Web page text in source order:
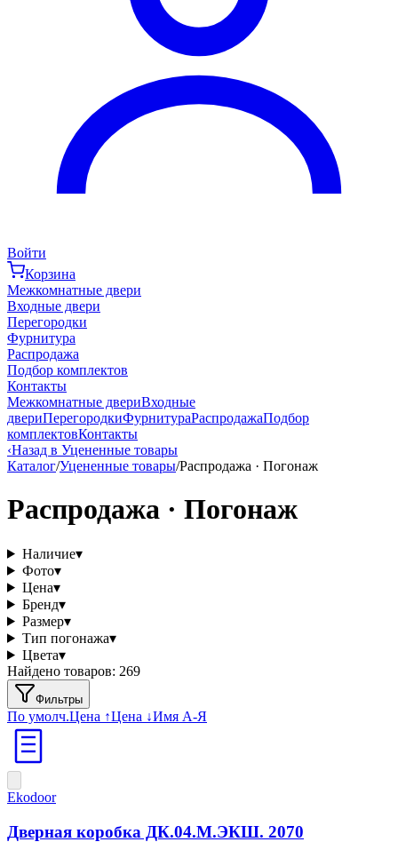
Войти
Корзина
Межкомнатные двери
Входные двери
Перегородки
Фурнитура
Распродажа
Подбор комплектов
Контакты
Межкомнатные двериВходные
двериПерегородкиФурнитураРаспродажаПодбор
комплектовКонтакты
‹Назад в Уцененные товары
Каталог/Уцененные товары/Распродажа · Погонаж
Распродажа · Погонаж
Наличие▾
Фото▾
Цена▾
Бренд▾
Размер▾
Тип погонажа▾
Цвета▾
Найдено товаров: 269
Фильтры
По умолч.Цена ↑Цена ↓Имя А-Я
Ekodoor
Дверная коробка ДК.04.М.ЭКШ. 2070